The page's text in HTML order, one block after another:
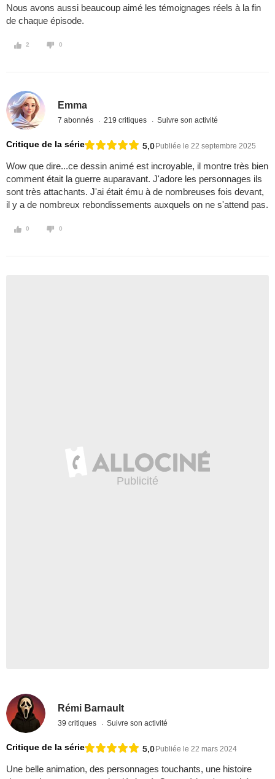
Nous avons aussi beaucoup aimé les témoignages réels à la fin
de chaque épisode.
2 0
Emma
7 abonnés 219 critiques Suivre son activité
Critique de la série 5,0Publiée le 22 septembre 2025
Wow que dire...ce dessin animé est incroyable, il montre très bien
comment était la guerre auparavant. J'adore les personnages ils
sont très attachants. J'ai était ému à de nombreuses fois devant,
il y a de nombreux rebondissements auxquels on ne s'attend pas.
0 0
Rémi Barnault
39 critiques Suivre son activité
Critique de la série 5,0 Publiée le 22 mars 2024
Une belle animation, des personnages touchants, une histoire